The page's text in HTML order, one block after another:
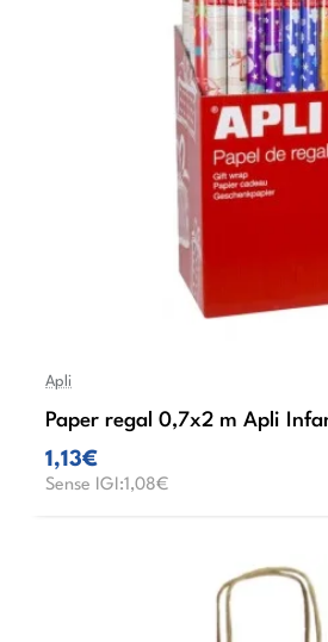
Apli
Paper regal 0,7x2 m Apli
1,13€
Sense IGI:1,08€